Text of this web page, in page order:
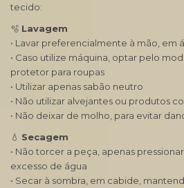
tecido:
🫧 Lavagem
• Lavar preferencialmente à mão, em
• Caso utilize máquina, optar pelo
protetor para roupas
• Utilizar apenas sabão neutro
• Não utilizar alvejantes ou produtos
• Não deixar de molho, para evitar
💧 Secagem
• Não torcer a peça, apenas
excesso de água
• Secar à sombra, em cabide,